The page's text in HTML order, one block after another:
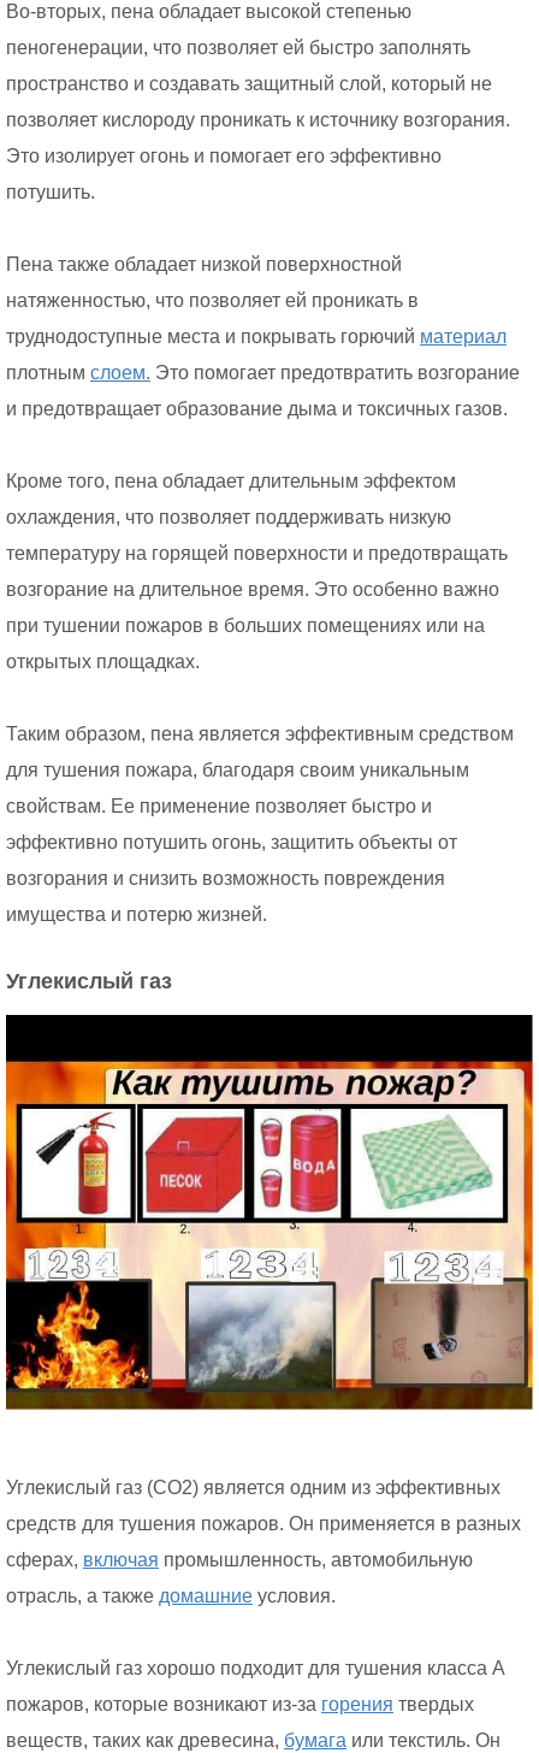
Во-вторых, пена обладает высокой степенью
пеногенерации, что позволяет ей быстро заполнять
пространство и создавать защитный слой, который не
позволяет кислороду проникать к источнику возгорания.
Это изолирует огонь и помогает его эффективно
потушить.
Пена также обладает низкой поверхностной
натяженностью, что позволяет ей проникать в
труднодоступные места и покрывать горючий материал
плотным слоем. Это помогает предотвратить возгорание
и предотвращает образование дыма и токсичных газов.
Кроме того, пена обладает длительным эффектом
охлаждения, что позволяет поддерживать низкую
температуру на горящей поверхности и предотвращать
возгорание на длительное время. Это особенно важно
при тушении пожаров в больших помещениях или на
открытых площадках.
Таким образом, пена является эффективным средством
для тушения пожара, благодаря своим уникальным
свойствам. Ее применение позволяет быстро и
эффективно потушить огонь, защитить объекты от
возгорания и снизить возможность повреждения
имущества и потерю жизней.
Углекислый газ
Углекислый газ (СО2) является одним из эффективных
средств для тушения пожаров. Он применяется в разных
сферах, включая промышленность, автомобильную
отрасль, а также домашние условия.
Углекислый газ хорошо подходит для тушения класса А
пожаров, которые возникают из-за горения твердых
веществ, таких как древесина, бумага или текстиль. Он